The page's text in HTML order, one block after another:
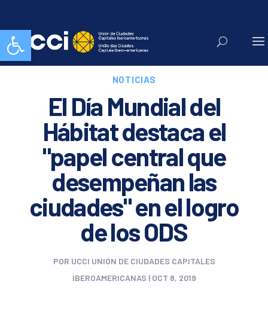
Abrir barra de herramientas
NOTICIAS
El Día Mundial del
Hábitat destaca el
"papel central que
desempeñan las
ciudades" en el logro
de los ODS
POR UCCI UNIÓN DE CIUDADES CAPITALES
IBEROAMERICANAS | OCT 8, 2019